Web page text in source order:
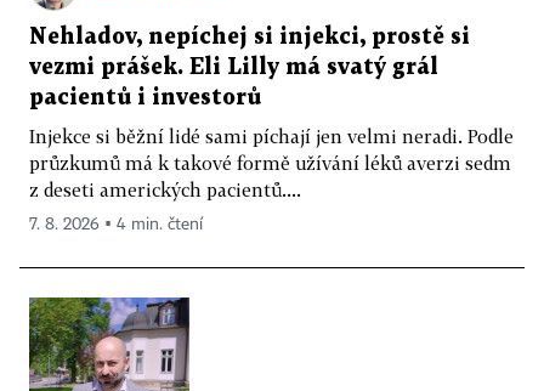
Nehladov, nepíchej si injekci, prostě si
vezmi prášek. Eli Lilly má svatý grál
pacientů i investorů
Injekce si běžní lidé sami píchají jen velmi neradi. Podle
průzkumů má k takové formě užívání léků averzi sedm
z deseti amerických pacientů....
7. 8. 2026 ▪ 4 min. čtení